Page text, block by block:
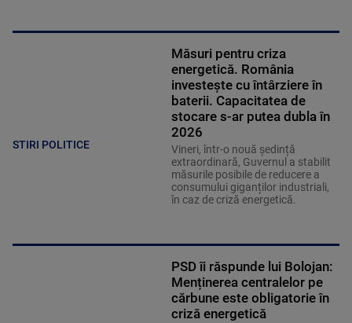
STIRI POLITICE
Măsuri pentru criza
energetică. România
investește cu întârziere în
baterii. Capacitatea de
stocare s-ar putea dubla în
2026
Vineri, într-o nouă ședință
extraordinară, Guvernul a stabilit
măsurile posibile de reducere a
consumului giganților industriali,
în caz de criză energetică.
PSD îi răspunde lui Bolojan:
Menținerea centralelor pe
cărbune este obligatorie în
criză energetică